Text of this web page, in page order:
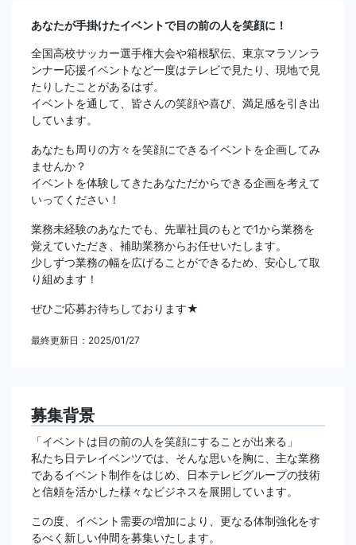
あなたが手掛けたイベントで目の前の人を笑顔に！
全国高校サッカー選手権大会や箱根駅伝、東京マラソンラ
ンナー応援イベントなど一度はテレビで見たり、現地で見
たりしたことがあるはず。
イベントを通して、皆さんの笑顔や喜び、満足感を引き出
しています。
あなたも周りの方々を笑顔にできるイベントを企画してみ
ませんか？
イベントを体験してきたあなただからできる企画を考えて
いってください！
業務未経験のあなたでも、先輩社員のもとで1から業務を
覚えていただき、補助業務からお任せいたします。
少しずつ業務の幅を広げることができるため、安心して取
り組めます！
ぜひご応募お待ちしております★
最終更新日：2025/01/27
募集背景
「イベントは目の前の人を笑顔にすることが出来る」
私たち日テレイベンツでは、そんな思いを胸に、主な業務
であるイベント制作をはじめ、日本テレビグループの技術
と信頼を活かした様々なビジネスを展開しています。
この度、イベント需要の増加により、更なる体制強化をす
るべく新しい仲間を募集いたします。